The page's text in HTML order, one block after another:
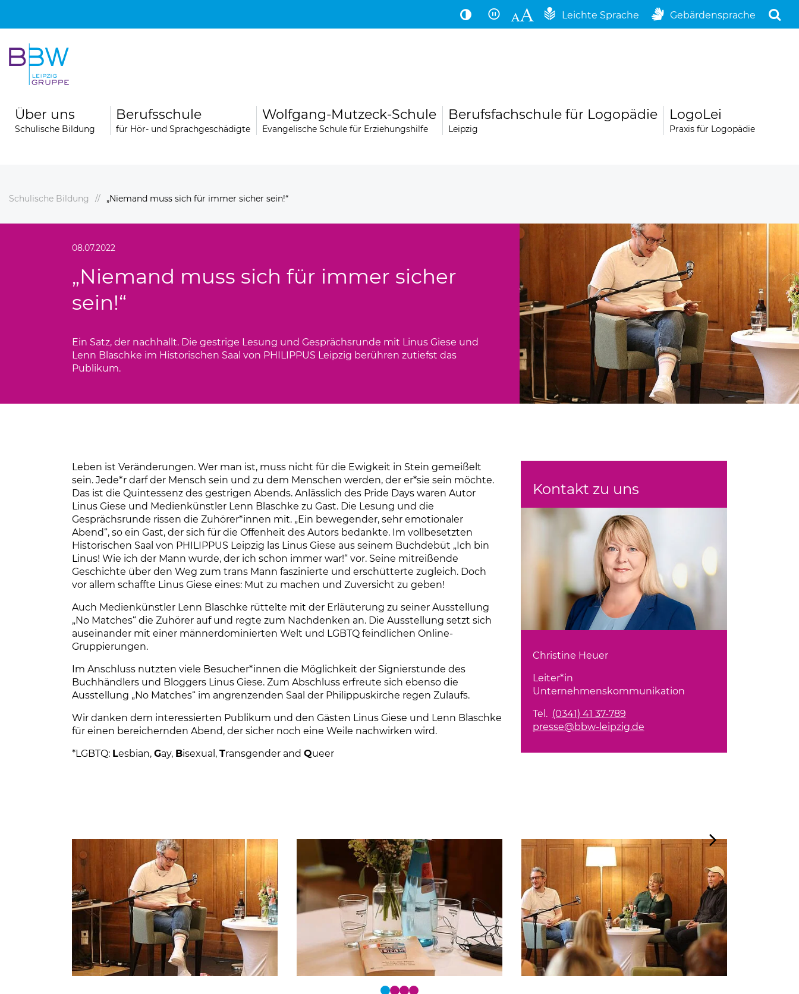
Leichte Sprache Gebärdensprache
Über uns
Schulische Bildung
Berufsschule
für Hör- und Sprachgeschädigte
Wolfgang-Mutzeck-Schule
Evangelische Schule für Erziehungshilfe
Berufsfachschule für Logopädie
Leipzig
Berufsfachschule für Logopädie
Infomaterial
Bewerbung
LogoLei
Praxis für Logopädie
LogoLei
Links
Schulische Bildung „Niemand muss sich für immer sicher sein!“
08.07.2022
„Niemand muss sich für immer sicher
sein!“
Ein Satz, der nachhallt. Die gestrige Lesung und Gesprächsrunde mit Linus Giese und
Lenn Blaschke im Historischen Saal von PHILIPPUS Leipzig berühren zutiefst das
Publikum.
Leben ist Veränderungen. Wer man ist, muss nicht für die Ewigkeit in Stein gemeißelt
sein. Jede*r darf der Mensch sein und zu dem Menschen werden, der er*sie sein möchte.
Das ist die Quintessenz des gestrigen Abends. Anlässlich des Pride Days waren Autor
Linus Giese und Medienkünstler Lenn Blaschke zu Gast. Die Lesung und die
Gesprächsrunde rissen die Zuhörer*innen mit. „Ein bewegender, sehr emotionaler
Abend“, so ein Gast, der sich für die Offenheit des Autors bedankte. Im vollbesetzten
Historischen Saal von PHILIPPUS Leipzig las Linus Giese aus seinem Buchdebüt „Ich bin
Linus! Wie ich der Mann wurde, der ich schon immer war!“ vor. Seine mitreißende
Geschichte über den Weg zum trans Mann faszinierte und erschütterte zugleich. Doch
vor allem schaffte Linus Giese eines: Mut zu machen und Zuversicht zu geben!
Auch Medienkünstler Lenn Blaschke rüttelte mit der Erläuterung zu seiner Ausstellung
„No Matches“ die Zuhörer auf und regte zum Nachdenken an. Die Ausstellung setzt sich
auseinander mit einer männerdominierten Welt und LGBTQ feindlichen Online-
Gruppierungen.
Im Anschluss nutzten viele Besucher*innen die Möglichkeit der Signierstunde des
Buchhändlers und Bloggers Linus Giese. Zum Abschluss erfreute sich ebenso die
Ausstellung „No Matches“ im angrenzenden Saal der Philippuskirche regen Zulaufs.
Wir danken dem interessierten Publikum und den Gästen Linus Giese und Lenn Blaschke
für einen bereichernden Abend, der sicher noch eine Weile nachwirken wird.
*LGBTQ: Lesbian, Gay, Bisexual, Transgender and Queer
Kontakt zu uns
Christine Heuer
Leiter*in
Unternehmenskommunikation
Tel. (0341) 41 37-789
presse@bbw-leipzig.de